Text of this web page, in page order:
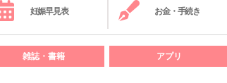
妊娠早見表 お金・手続き
雑誌・書籍 アプリ